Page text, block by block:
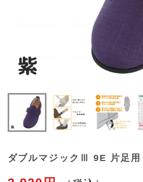
ダブルマジックⅢ 9E 片足